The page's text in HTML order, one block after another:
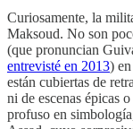
Curiosamente, la
Maksoud. No son
(que pronuncian
entrevisté en 2013)
están cubiertas de
ni de escenas épicas
profuso en